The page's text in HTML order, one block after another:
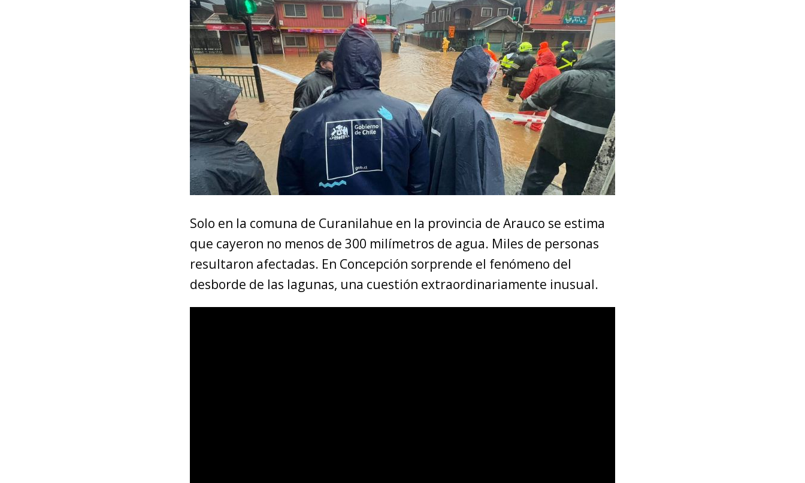
Solo en la comuna de Curanilahue en la provincia de Arauco se estima
que cayeron no menos de 300 milímetros de agua. Miles de personas
resultaron afectadas. En Concepción sorprende el fenómeno del
desborde de las lagunas, una cuestión extraordinariamente inusual.